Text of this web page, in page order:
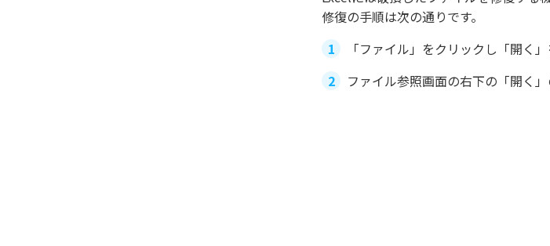
修復の手順は次の通りです。
「ファイル」をクリックし「開く
ファイル参照画面の右下の「開く